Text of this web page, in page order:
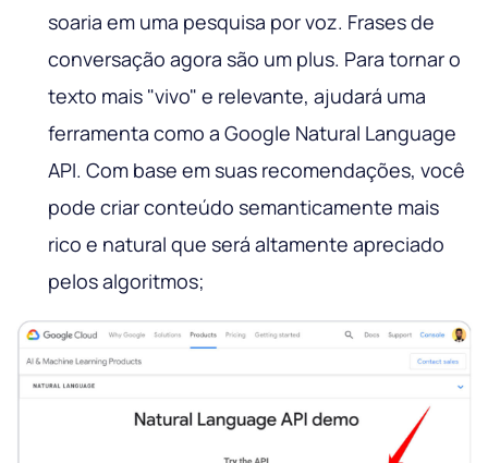
soaria em uma pesquisa por voz. Frases de
conversação agora são um plus. Para tornar o
texto mais "vivo" e relevante, ajudará uma
ferramenta como a Google Natural Language
API. Com base em suas recomendações, você
pode criar conteúdo semanticamente mais
rico e natural que será altamente apreciado
pelos algoritmos;